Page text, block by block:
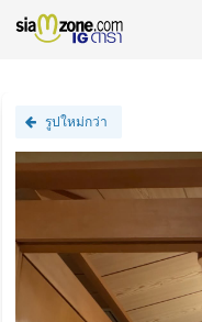
รูปใหม่กว่า